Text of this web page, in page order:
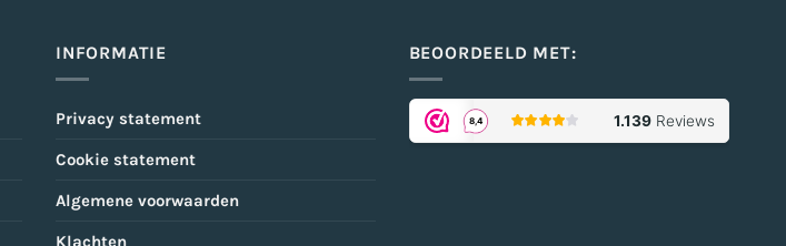
INFORMATIE
Privacy statement
Cookie statement
Algemene voorwaarden
BEOORDEELD MET: